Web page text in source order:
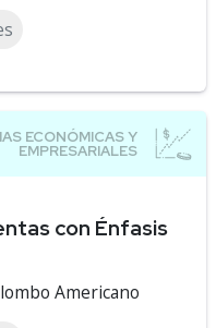
con Énfasis
Americano